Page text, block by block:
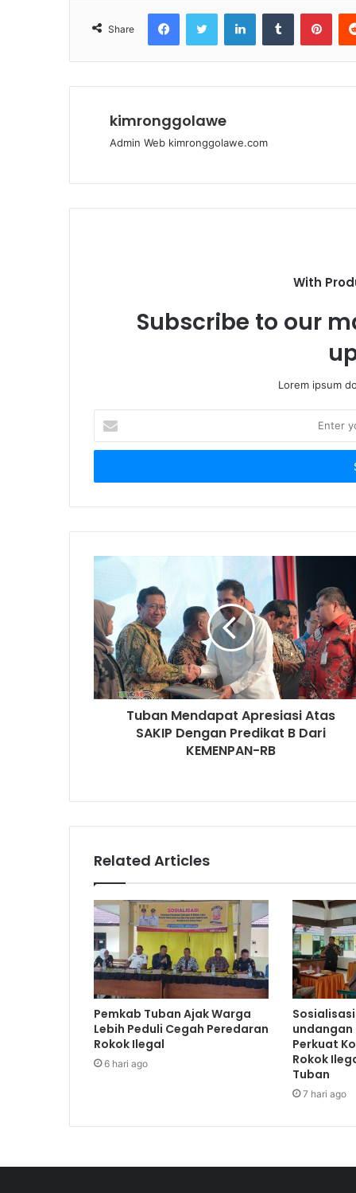
Share
kimronggolawe
Admin Web kimronggolawe.com
With
Subscribe to our
Lorem ipsum
t
r
u
a
i
l
a
d
d
r
Tuban Mendapat Apresiasi Atas
SAKIP Dengan Predikat B Dari
KEMENPAN-RB
Related Articles
Pemkab Tuban Ajak Warga
Lebih Peduli Cegah Peredaran
Rokok Ilegal
6 hari ago
undangan
Perkuat
Rokok
Tuban
7 hari ago